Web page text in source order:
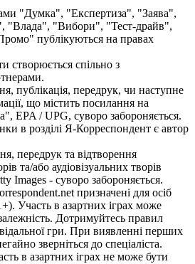
"Думка", "Експертиза", "Заява",
"Влада", "Вибори", "Тест-драйв",
публікуються на правах
створюється спільно з
публікація, передрук, чи наступне
що містить посилання на
EPA / UPG, суворо забороняється.
в розділі Я-Корреспондент є автор
передрук та відтворення
та/або аудіовізуальних творів
Images - суворо забороняється.
призначені для осіб
Участь в азартних іграх може
Дотримуйтесь правил
гри. При виявленні перших
зверніться до спеціаліста.
в азартних іграх не може бути